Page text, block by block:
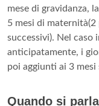
mese di gravidanza,
5 mesi di
successivi). Nel caso
anticipatamente, i
poi aggiunti ai 3 mesi
Quando si